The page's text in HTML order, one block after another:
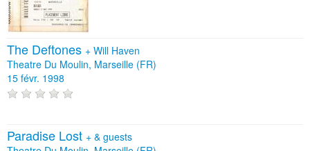
The Deftones + Will Haven
Theatre Du Moulin, Marseille (FR)
15 févr. 1998
Paradise Lost + & guests